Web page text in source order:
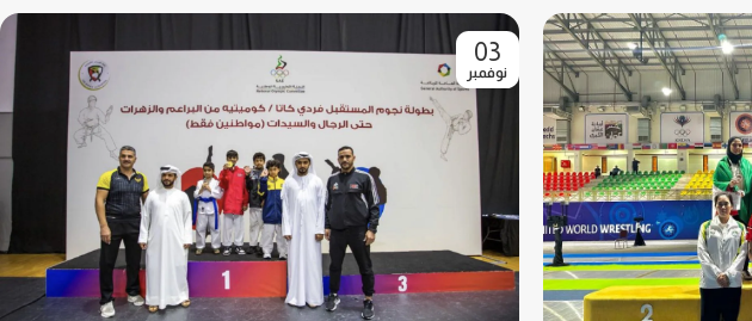
03
نوفمبر